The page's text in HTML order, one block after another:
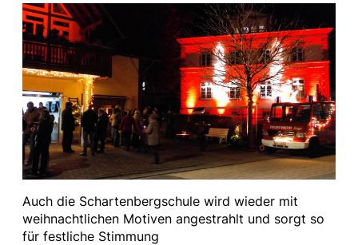
Auch die Schartenbergschule wird wieder mit
weihnachtlichen Motiven angestrahlt und sorgt so
für festliche Stimmung